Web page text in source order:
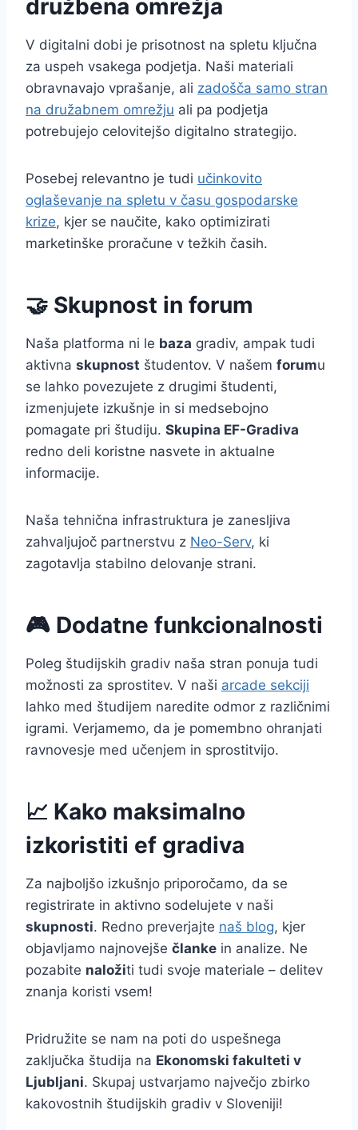
družbena omrežja
V digitalni dobi je prisotnost na spletu ključna
za uspeh vsakega podjetja. Naši materiali
obravnavajo vprašanje, ali zadošča samo stran
na družabnem omrežju ali pa podjetja
potrebujejo celovitejšo digitalno strategijo.
Posebej relevantno je tudi učinkovito
oglaševanje na spletu v času gospodarske
krize, kjer se naučite, kako optimizirati
marketinške proračune v težkih časih.
🤝 Skupnost in forum
Naša platforma ni le baza gradiv, ampak tudi
aktivna skupnost študentov. V našem forumu
se lahko povezujete z drugimi študenti,
izmenjujete izkušnje in si medsebojno
pomagate pri študiju. Skupina EF-Gradiva
redno deli koristne nasvete in aktualne
informacije.
Naša tehnična infrastruktura je zanesljiva
zahvaljujoč partnerstvu z Neo-Serv, ki
zagotavlja stabilno delovanje strani.
🎮 Dodatne funkcionalnosti
Poleg študijskih gradiv naša stran ponuja tudi
možnosti za sprostitev. V naši arcade sekciji
lahko med študijem naredite odmor z različnimi
igrami. Verjamemo, da je pomembno ohranjati
ravnovesje med učenjem in sprostitvijo.
📈 Kako maksimalno
izkoristiti ef gradiva
Za najboljšo izkušnjo priporočamo, da se
registrirate in aktivno sodelujete v naši
skupnosti. Redno preverjajte naš blog, kjer
objavljamo najnovejše članke in analize. Ne
pozabite naložiti tudi svoje materiale – delitev
znanja koristi vsem!
Pridružite se nam na poti do uspešnega
zaključka študija na Ekonomski fakulteti v
Ljubljani. Skupaj ustvarjamo največjo zbirko
kakovostnih študijskih gradiv v Sloveniji!